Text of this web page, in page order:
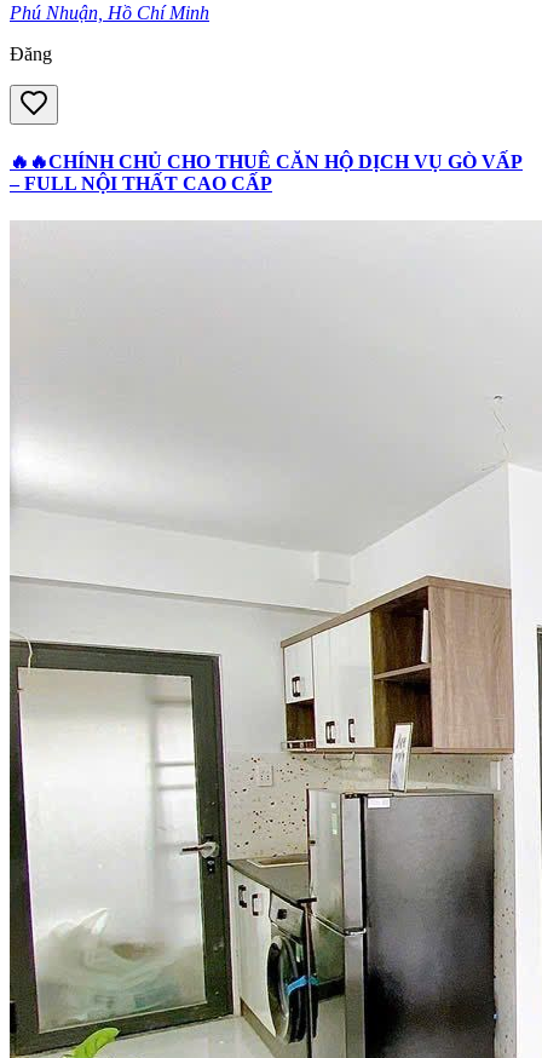
Phú Nhuận, Hồ Chí Minh
Đăng
🔥🔥CHÍNH CHỦ CHO THUÊ CĂN HỘ DỊCH VỤ GÒ VẤP
– FULL NỘI THẤT CAO CẤP